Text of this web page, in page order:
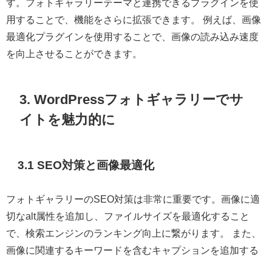
す。フォトギャラリーテーマと連携できるプラグインを使
用することで、機能をさらに拡張できます。 例えば、画像
最適化プラグインを使用することで、画像の読み込み速度
を向上させることができます。
3. WordPressフォトギャラリーでサ
イトを魅力的に
3.1 SEO対策と画像最適化
フォトギャラリーのSEO対策は非常に重要です。画像に適
切なalt属性を追加し、ファイルサイズを最適化すること
で、検索エンジンのランキング向上に繋がります。 また、
画像に関連するキーワードを含むキャプションを追加する